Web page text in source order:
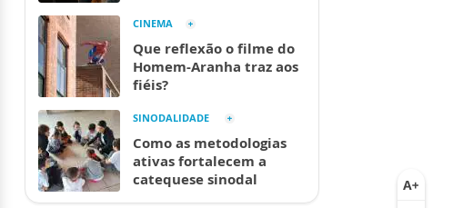
CINEMA
Que reflexão o filme do
Homem-Aranha traz aos
fiéis?
SINODALIDADE
Como as metodologias
ativas fortalecem a
catequese sinodal